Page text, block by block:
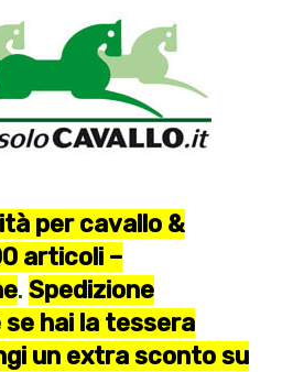
per cavallo &
articoli –
. Spedizione
hai la tessera
un extra sconto su